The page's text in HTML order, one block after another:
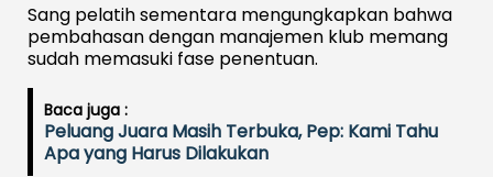
Sang pelatih sementara mengungkapkan bahwa
pembahasan dengan manajemen klub memang
sudah memasuki fase penentuan.
Baca juga :
Peluang Juara Masih Terbuka, Pep: Kami Tahu
Apa yang Harus Dilakukan